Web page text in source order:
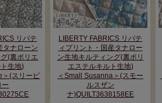
リバテ
タナローン
(裏ポリエ
生地)
＞(スリーピ
ー
LIBERTY FABRICS リバテ
ィプリント・国産タナロー
ン生地キルティング(裏ポリ
エステルキルト生地)
＜Small Susanna＞(スモー
ルスザン
ナ)QUILT3638158EE